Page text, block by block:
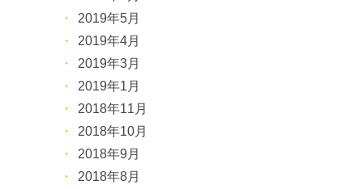
2019年5月
2019年4月
2019年3月
2019年1月
2018年11月
2018年10月
2018年9月
2018年8月